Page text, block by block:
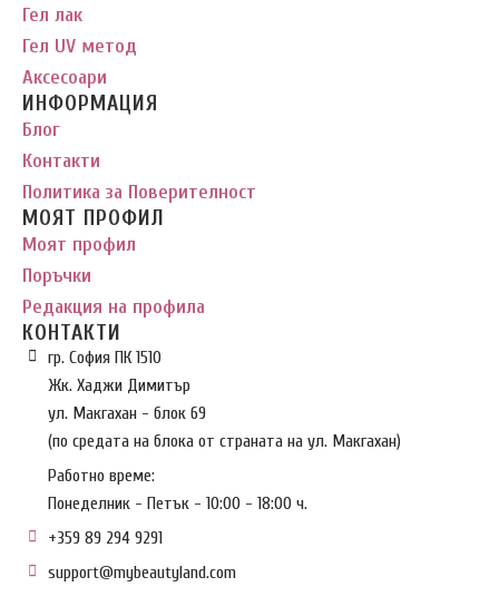
Гел лак
Гел UV метод
Аксесоари
ИНФОРМАЦИЯ
Блог
Контакти
Политика за Поверителност
МОЯТ ПРОФИЛ
Моят профил
Поръчки
Редакция на профила
КОНТАКТИ
гр. София ПК 1510
Жк. Хаджи Димитър
ул. Макгахан - блок 69
(по средата на блока от страната на ул. Макгахан)
Работно време:
Понеделник - Петък - 10:00 - 18:00 ч.
+359 89 294 9291
support@mybeautyland.com